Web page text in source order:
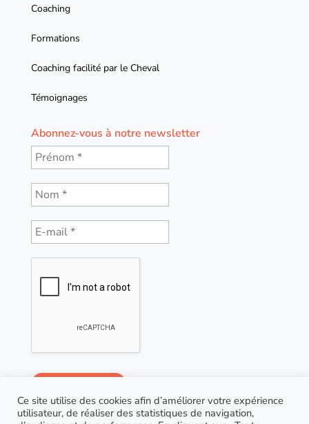
Coaching
Formations
Coaching facilité par le Cheval
Témoignages
Abonnez-vous à notre newsletter
Ce site utilise des cookies afin d’améliorer votre expérience
utilisateur, de réaliser des statistiques de navigation,